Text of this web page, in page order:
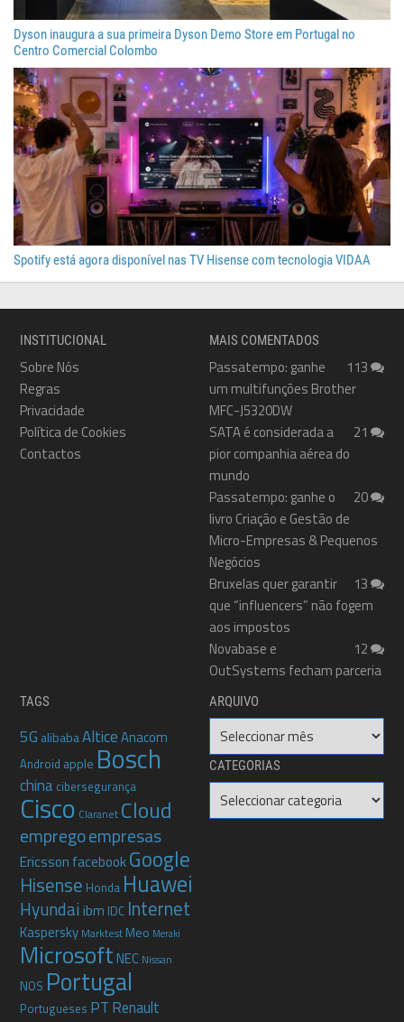
Dyson inaugura a sua primeira Dyson Demo Store em Portugal no
Centro Comercial Colombo
Spotify está agora disponível nas TV Hisense com tecnologia VIDAA
INSTITUCIONAL
Sobre Nós
Regras
Privacidade
Política de Cookies
Contactos
MAIS COMENTADOS
113
Passatempo: ganhe
um multifunções Brother
MFC-J5320DW
21
SATA é considerada a
pior companhia aérea do
mundo
20
Passatempo: ganhe o
livro Criação e Gestão de
Micro-Empresas & Pequenos
Negócios
13
Bruxelas quer garantir
que “influencers” não fogem
aos impostos
12
Novabase e
OutSystems fecham parceria
TAGS
5G alibabaAlticeAnacom
Android apple Bosch
china cibersegurança
Cisco Claranet Cloud
empregoempresas
Ericsson facebookGoogle
Hisense Honda Huawei
Hyundai ibm IDC Internet
Kaspersky Marktest Meo Meraki
MicrosoftNEC Nissan
NOS Portugal
Portugueses PT Renault
ARQUIVO
Arquivo
CATEGORIAS
Categorias